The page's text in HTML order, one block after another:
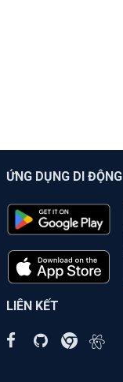
ỨNG DỤNG DI ĐỘNG
LIÊN KẾT